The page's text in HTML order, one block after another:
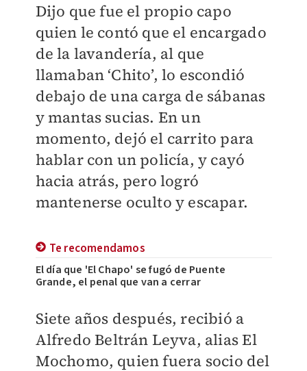
Dijo que fue el propio capo
quien le contó que el encargado
de la lavandería, al que
llamaban ‘Chito’, lo escondió
debajo de una carga de sábanas
y mantas sucias. En un
momento, dejó el carrito para
hablar con un policía, y cayó
hacia atrás, pero logró
mantenerse oculto y escapar.
Te recomendamos
El día que 'El Chapo' se fugó de Puente
Grande, el penal que van a cerrar
Siete años después, recibió a
Alfredo Beltrán Leyva, alias El
Mochomo, quien fuera socio del